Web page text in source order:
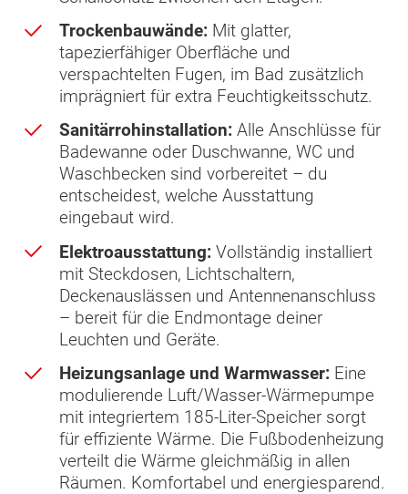
Trockenbauwände: Mit glatter,
tapezierfähiger Oberfläche und
verspachtelten Fugen, im Bad zusätzlich
imprägniert für extra Feuchtigkeitsschutz.
Sanitärrohinstallation: Alle Anschlüsse für
Badewanne oder Duschwanne, WC und
Waschbecken sind vorbereitet – du
entscheidest, welche Ausstattung
eingebaut wird.
Elektroausstattung: Vollständig installiert
mit Steckdosen, Lichtschaltern,
Deckenauslässen und Antennenanschluss
– bereit für die Endmontage deiner
Leuchten und Geräte.
Heizungsanlage und Warmwasser: Eine
modulierende Luft/Wasser-Wärmepumpe
mit integriertem 185-Liter-Speicher sorgt
für effiziente Wärme. Die Fußbodenheizung
verteilt die Wärme gleichmäßig in allen
Räumen. Komfortabel und energiesparend.